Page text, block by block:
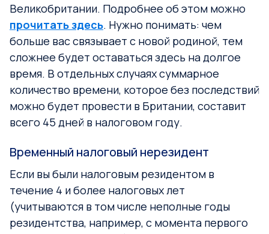
Великобритании. Подробнее об этом можно
прочитать здесь. Нужно понимать: чем
больше вас связывает с новой родиной, тем
сложнее будет оставаться здесь на долгое
время. В отдельных случаях суммарное
количество времени, которое без последствий
можно будет провести в Британии, составит
всего 45 дней в налоговом году.
Временный налоговый нерезидент
Если вы были налоговым резидентом в
течение 4 и более налоговых лет
(учитываются в том числе неполные годы
резидентства, например, с момента первого